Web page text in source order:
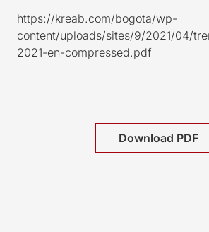
https://kreab.com/bogota/wp-
content/uploads/sites/9/2021/04/
2021-en-compressed.pdf
Download PDF